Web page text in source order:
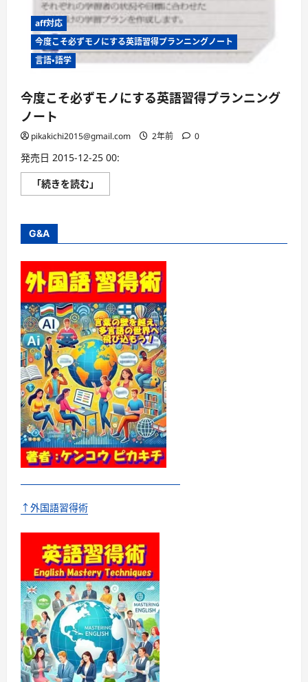
aff対応
今度こそ必ずモノにする英語習得プランニングノート
言語・語学
今度こそ必ずモノにする英語習得プランニング
ノート
pikakichi2015@gmail.com 2年前 0
発売日 2015-12-25 00:
「続きを読む」
度
モ
に
す
る
英
語
習
得
プ
ラ
ン
ニ
ン
グ
ノ
ー
ト
に
つ
い
て
さ
ら
読
G&A
↑外国語習得術